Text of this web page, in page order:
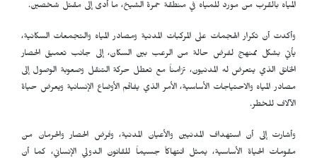
المياه بالقرب من مورد للمياه في منطقة حمرة الشيخ، ما أدى إلى مقتل شخصين.
وأكدت أن تكرار الهجمات على المركبات المدنية ومصادر المياه والتجمعات السكانية،
يأتي بشكل ممنهج لفرض حالة من الرعب بين السكان، إلى جانب تعميق الحصار
الخانق الذي يتعرض له المدنيون، تزامناً مع تعطل حركة التنقل وصعوبة الوصول إلى
مصادر المياه والاحتياجات الأساسية، الأمر الذي يفاقم الأوضاع الإنسانية ويعرض حياة
الآلاف للخطر.
وأشارت إلى أن استهداف المدنيين والأعيان المدنية، وفرض الحصار والحرمان من
مقومات الحياة الأساسية، يمثل انتهاكاً جسيماً للقانون الدولي الإنساني، كما أن